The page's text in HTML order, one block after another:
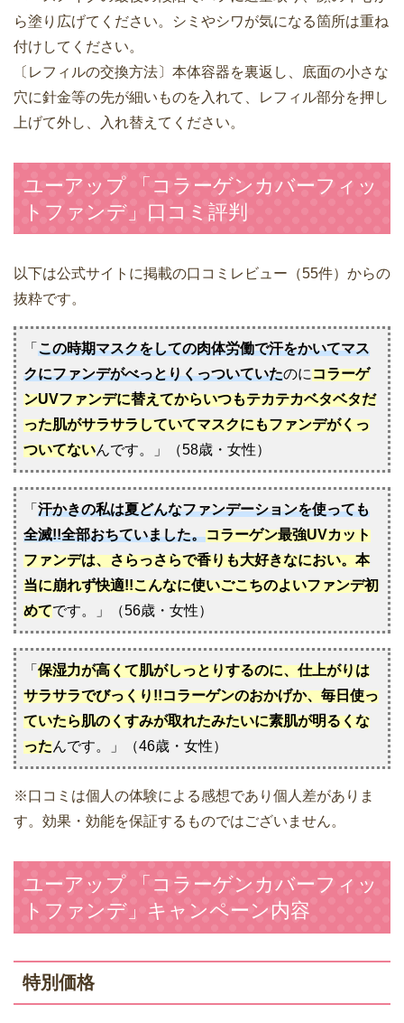
ら塗り広げてください。シミやシワが気になる箇所は重ね
付けしてください。
〔レフィルの交換方法〕本体容器を裏返し、底面の小さな
穴に針金等の先が細いものを入れて、レフィル部分を押し
上げて外し、入れ替えてください。
ユーアップ 「コラーゲンカバーフィッ
トファンデ」口コミ評判
以下は公式サイトに掲載の口コミレビュー（55件）からの
抜粋です。
「 この時期マスクをしての肉体労働で汗をかいてマス
クにファンデがべっとりくっついていたのにコラーゲ
ンUVファンデに替えてからいつもテカテカベタベタだ
った肌がサラサラしていてマスクにもファンデがくっ
ついてないんです。」（58歳・女性）
「 汗かきの私は夏どんなファンデーションを使っても
全滅!!全部おちていました。コラーゲン最強UVカット
ファンデは、さらっさらで香りも大好きなにおい。本
当に崩れず快適!!こんなに使いごこちのよいファンデ初
めてです。」（56歳・女性）
「 保湿力が高くて肌がしっとりするのに、仕上がりは
サラサラでびっくり!!コラーゲンのおかげか、毎日使っ
ていたら肌のくすみが取れたみたいに素肌が明るくな
ったんです。」（46歳・女性）
※口コミは個人の体験による感想であり個人差がありま
す。効果・効能を保証するものではございません。
ユーアップ 「コラーゲンカバーフィッ
トファンデ」キャンペーン内容
特別価格